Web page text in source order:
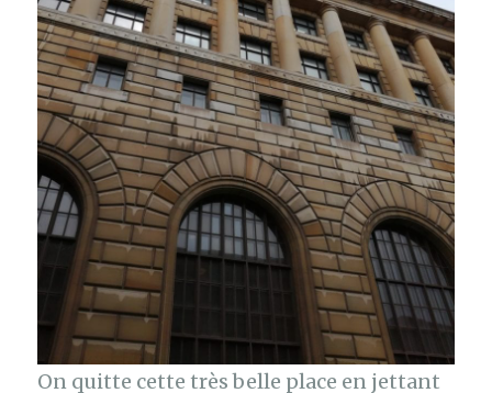
On quitte cette très belle place en jettant